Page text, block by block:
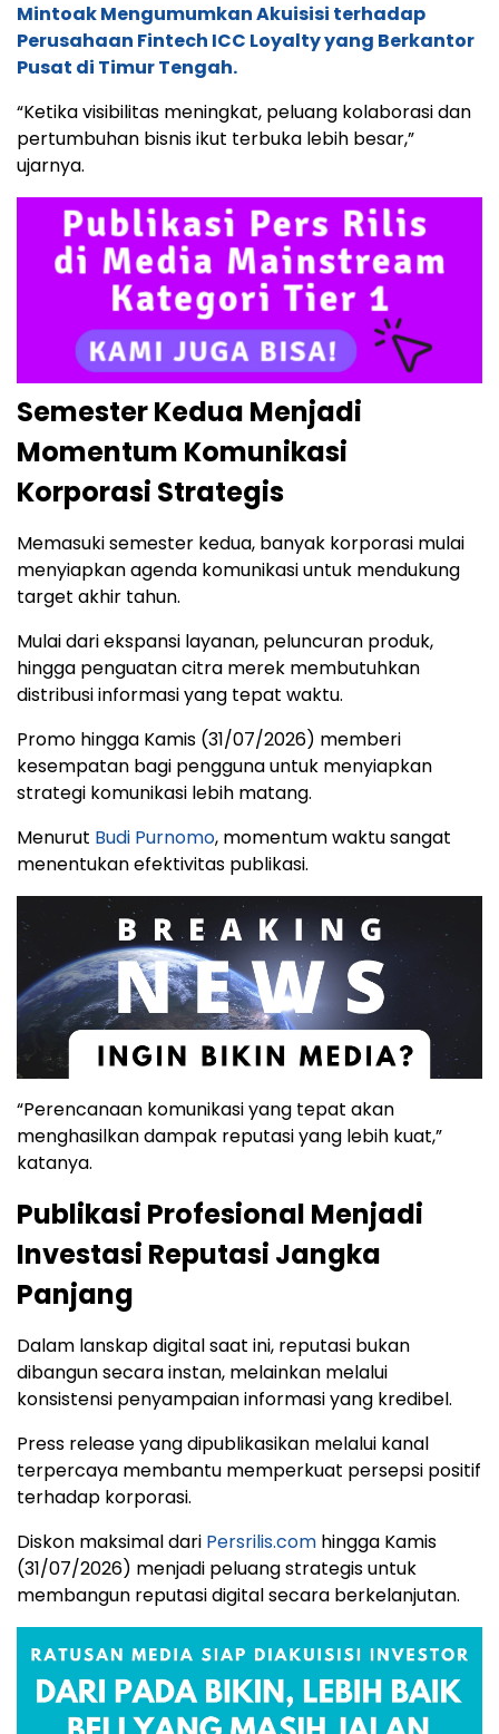
Mintoak Mengumumkan Akuisisi terhadap
Perusahaan Fintech ICC Loyalty yang Berkantor
Pusat di Timur Tengah.
“Ketika visibilitas meningkat, peluang kolaborasi dan
pertumbuhan bisnis ikut terbuka lebih besar,”
ujarnya.
Semester Kedua Menjadi
Momentum Komunikasi
Korporasi Strategis
Memasuki semester kedua, banyak korporasi mulai
menyiapkan agenda komunikasi untuk mendukung
target akhir tahun.
Mulai dari ekspansi layanan, peluncuran produk,
hingga penguatan citra merek membutuhkan
distribusi informasi yang tepat waktu.
Promo hingga Kamis (31/07/2026) memberi
kesempatan bagi pengguna untuk menyiapkan
strategi komunikasi lebih matang.
Menurut Budi Purnomo, momentum waktu sangat
menentukan efektivitas publikasi.
“Perencanaan komunikasi yang tepat akan
menghasilkan dampak reputasi yang lebih kuat,”
katanya.
Publikasi Profesional Menjadi
Investasi Reputasi Jangka
Panjang
Dalam lanskap digital saat ini, reputasi bukan
dibangun secara instan, melainkan melalui
konsistensi penyampaian informasi yang kredibel.
Press release yang dipublikasikan melalui kanal
terpercaya membantu memperkuat persepsi positif
terhadap korporasi.
Diskon maksimal dari Persrilis.com hingga Kamis
(31/07/2026) menjadi peluang strategis untuk
membangun reputasi digital secara berkelanjutan.